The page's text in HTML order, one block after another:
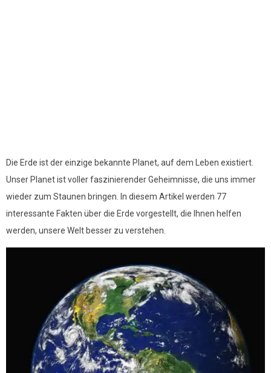
Die Erde ist der einzige bekannte Planet, auf dem Leben existiert.
Unser Planet ist voller faszinierender Geheimnisse, die uns immer
wieder zum Staunen bringen. In diesem Artikel werden 77
interessante Fakten über die Erde vorgestellt, die Ihnen helfen
werden, unsere Welt besser zu verstehen.